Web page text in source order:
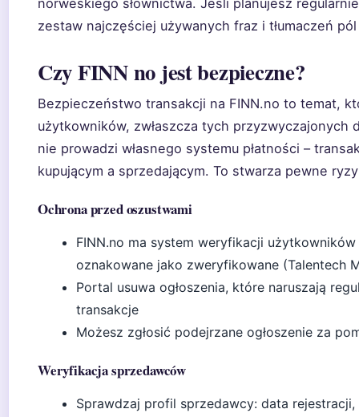
zestaw najczęściej używanych fraz i tłumaczeń
Czy FINN no jest bezpieczne?
Bezpieczeństwo transakcji na FINN.no to temat,
użytkowników, zwłaszcza tych przyzwyczajonych
nie prowadzi własnego systemu płatności –
kupującym a sprzedającym. To stwarza pewne
Ochrona przed oszustwami
FINN.no ma system weryfikacji
oznakowane jako zweryfikowane (Talentech
Portal usuwa ogłoszenia, które naruszają
transakcje
Możesz zgłosić podejrzane ogłoszenie za
Weryfikacja sprzedawców
Sprawdzaj profil sprzedawcy: data